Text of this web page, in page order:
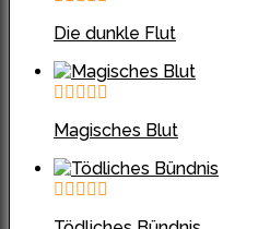
Die dunkle Flut
Magisches Blut